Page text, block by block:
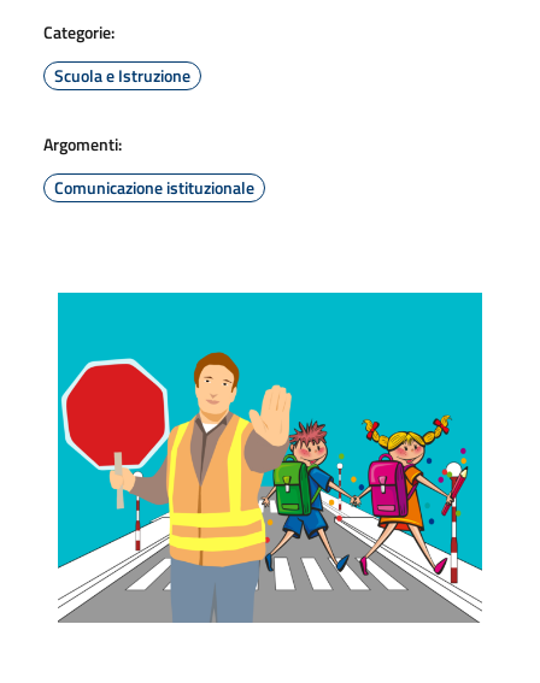
Categorie:
Scuola e Istruzione
Argomenti:
Comunicazione istituzionale